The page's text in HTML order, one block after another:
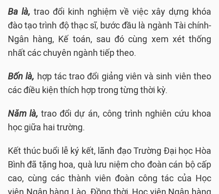
Ba là, trao đổi kinh nghiệm về việc xây dựng khóa
đào tạo trình độ thạc sĩ, bước đầu là ngành Tài chính-
Ngân hàng, Kế toán, sau đó cùng xem xét thống
nhất các chuyên ngành tiếp theo.
Bốn là, hợp tác trao đổi giảng viên và sinh viên theo
các điều kiện thích hợp trong từng thời kỳ.
Năm là, trao đổi dự án, công trình nghiên cứu khoa
học giữa hai trường.
Kết thúc buổi lễ ký kết, lãnh đạo Trường Đại học Hòa
Bình đã tặng hoa, quà lưu niệm cho đoàn cán bộ cấp
cao, cùng các thành viên đoàn công tác của Học